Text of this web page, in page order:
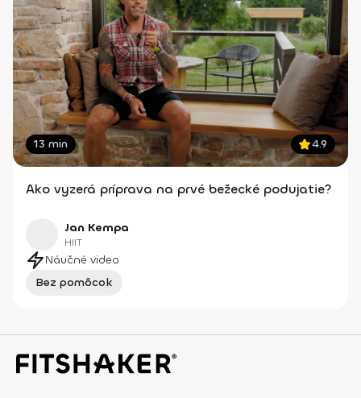
13 min 4.9
Ako vyzerá príprava na prvé bežecké podujatie?
Jan Kempa
HIIT
Náučné video
Bez pomôcok